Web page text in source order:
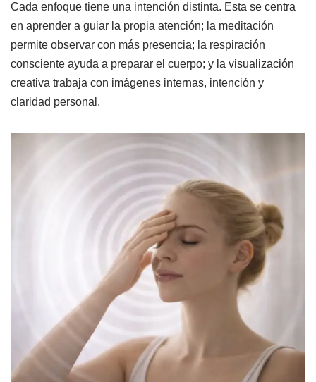
Cada enfoque tiene una intención distinta. Esta se centra
en aprender a guiar la propia atención; la meditación
permite observar con más presencia; la respiración
consciente ayuda a preparar el cuerpo; y la visualización
creativa trabaja con imágenes internas, intención y
claridad personal.